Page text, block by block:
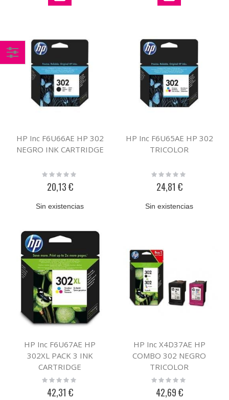
HP Inc F6U66AE HP 302
NEGRO INK CARTRIDGE
Rating:
20,13 €
Sin existencias
HP Inc F6U65AE HP 302
TRICOLOR
Rating:
24,81 €
Sin existencias
HP Inc F6U67AE HP
302XL PACK 3 INK
CARTRIDGE
Rating:
42,31 €
HP Inc X4D37AE HP
COMBO 302 NEGRO
TRICOLOR
Rating:
42,69 €
Comprar